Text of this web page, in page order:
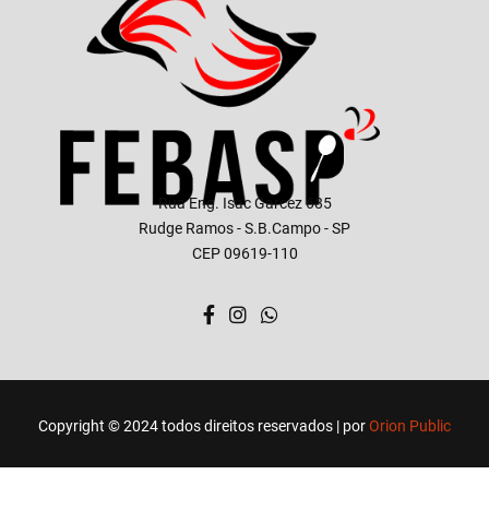
Rua Eng. Isac Garcez 685
Rudge Ramos - S.B.Campo - SP
CEP 09619-110
Copyright © 2024 todos direitos reservados | porOrion Public